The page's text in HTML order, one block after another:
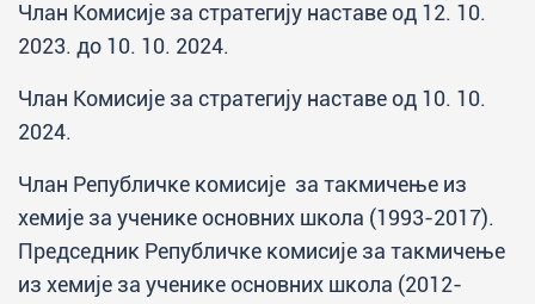
Члан Комисије за стратегију наставе од 12. 10.
2023. до 10. 10. 2024.
Члан Комисије за стратегију наставе од 10. 10.
2024.
Члан Републичке комисије за такмичење из
хемије за ученике основних школа (1993-2017).
Председник Републичке комисије за такмичење
из хемије за ученике основних школа (2012-